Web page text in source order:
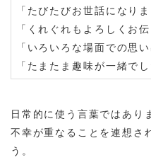
「たびたびお世話になりま
「くれぐれもよろしくお
「いろいろな場面での思
「たまたま趣味が一緒でし
日常的に使う言葉ではあり
不幸が重なることを連想さ
う。